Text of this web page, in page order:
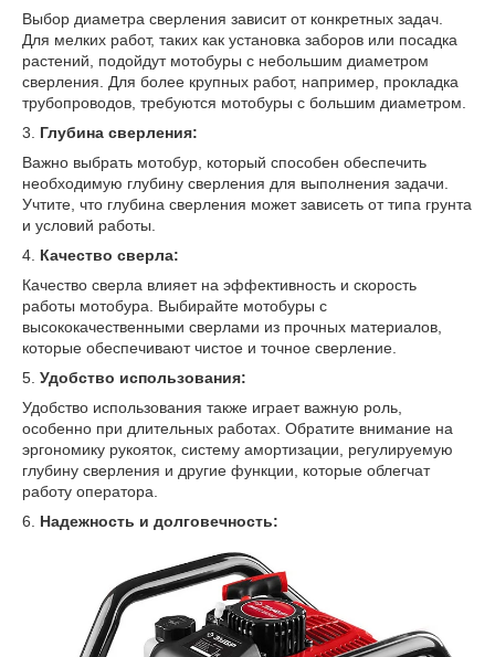
Выбор диаметра сверления зависит от конкретных задач.
Для мелких работ, таких как установка заборов или посадка
растений, подойдут мотобуры с небольшим диаметром
сверления. Для более крупных работ, например, прокладка
трубопроводов, требуются мотобуры с большим диаметром.
3. Глубина сверления:
Важно выбрать мотобур, который способен обеспечить
необходимую глубину сверления для выполнения задачи.
Учтите, что глубина сверления может зависеть от типа грунта
и условий работы.
4. Качество сверла:
Качество сверла влияет на эффективность и скорость
работы мотобура. Выбирайте мотобуры с
высококачественными сверлами из прочных материалов,
которые обеспечивают чистое и точное сверление.
5. Удобство использования:
Удобство использования также играет важную роль,
особенно при длительных работах. Обратите внимание на
эргономику рукояток, систему амортизации, регулируемую
глубину сверления и другие функции, которые облегчат
работу оператора.
6. Надежность и долговечность: